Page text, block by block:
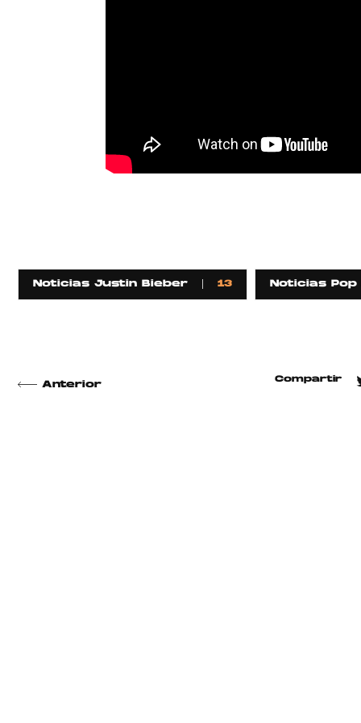
Noticias Justin Bieber 13 Noticias
Anterior
Compartir